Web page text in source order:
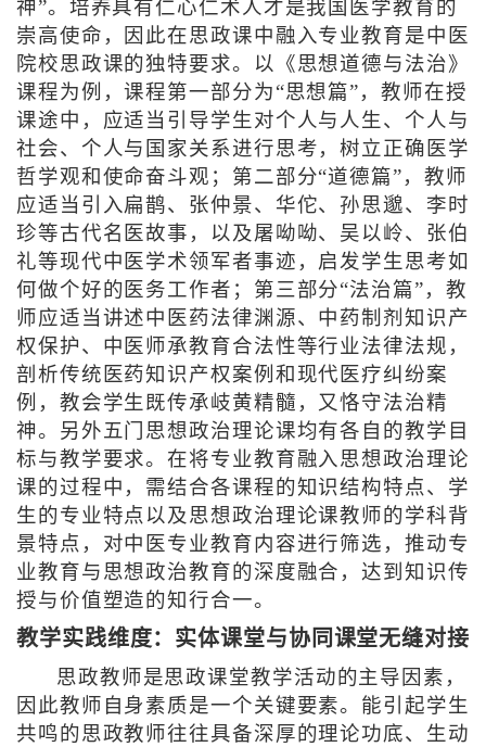
神”。培养具有仁心仁术人才是我国医学教育的
崇高使命，因此在思政课中融入专业教育是中医
院校思政课的独特要求。以《思想道德与法治》
课程为例，课程第一部分为“思想篇”，教师在授
课途中，应适当引导学生对个人与人生、个人与
社会、个人与国家关系进行思考，树立正确医学
哲学观和使命奋斗观；第二部分“道德篇”，教师
应适当引入扁鹊、张仲景、华佗、孙思邈、李时
珍等古代名医故事，以及屠呦呦、吴以岭、张伯
礼等现代中医学术领军者事迹，启发学生思考如
何做个好的医务工作者；第三部分“法治篇”，教
师应适当讲述中医药法律渊源、中药制剂知识产
权保护、中医师承教育合法性等行业法律法规，
剖析传统医药知识产权案例和现代医疗纠纷案
例，教会学生既传承岐黄精髓，又恪守法治精
神。另外五门思想政治理论课均有各自的教学目
标与教学要求。在将专业教育融入思想政治理论
课的过程中，需结合各课程的知识结构特点、学
生的专业特点以及思想政治理论课教师的学科背
景特点，对中医专业教育内容进行筛选，推动专
业教育与思想政治教育的深度融合，达到知识传
授与价值塑造的知行合一。
教学实践维度：实体课堂与协同课堂无缝对接
思政教师是思政课堂教学活动的主导因素，
因此教师自身素质是一个关键要素。能引起学生
共鸣的思政教师往往具备深厚的理论功底、生动